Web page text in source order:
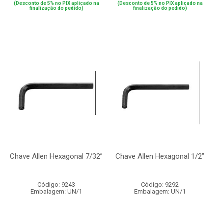
(Desconto de 5% no PIX aplicado na
finalização do pedido)
(Desconto de 5% no PIX aplicado na
finalização do pedido)
Chave Allen Hexagonal 7/32”
Código: 9243
Embalagem: UN/1
Chave Allen Hexagonal 1/2”
Código: 9292
Embalagem: UN/1